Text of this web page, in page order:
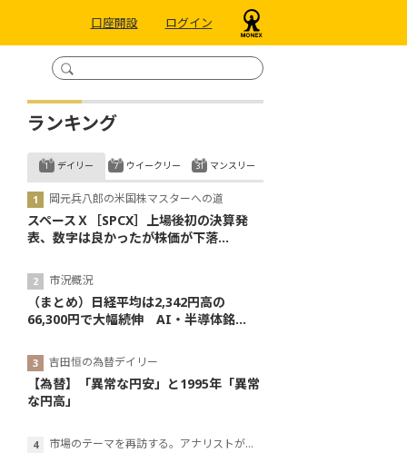
口座開設 ログイン
ランキング
デイリー
岡元兵八郎の米国株マスターへの道
スペースＸ［SPCX］上場後初の決算発
表、数字は良かったが株価が下落...
市況概況
（まとめ）日経平均は2,342円高の
66,300円で大幅続伸 AI・半導体銘...
吉田恒の為替デイリー
【為替】「異常な円安」と1995年「異常
な円高」
市場のテーマを再訪する。アナリストが読み解くテーマの本質
ウイークリー マンスリー